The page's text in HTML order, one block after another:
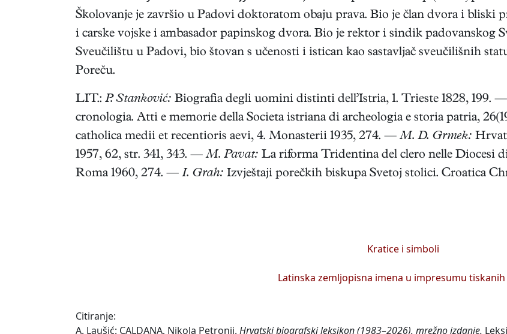
Školovanje je završio u Padovi doktoratom obaju prava. Bio je član dvora i bliski
i carske vojske i ambasador papinskog dvora. Bio je rektor i sindik padovanskog
Sveučilištu u Padovi, bio štovan s učenosti i istican kao sastavljač sveučilišnih
Poreču.
LIT.: P. Stanković: Biografia degli uomini distinti dell’Istria, 1. Trieste 1828, 199. —
cronologia. Atti e memorie della Societa istriana di archeologia e storia patria,
catholica medii et recentioris aevi, 4. Monasterii 1935, 274. —M. D. Grmek:
1957, 62, str. 341, 343. —M. Pavat: La riforma Tridentina del clero nelle Diocesi
Roma 1960, 274. — I. Grah: Izvještaji porečkih biskupa Svetoj stolici. Croatica
Kratice i simboli
Latinska zemljopisna imena u impresumu tiskanih
Citiranje:
A. Laušić: CALDANA, Nikola Petronij. Hrvatski biografski leksikon (1983–2026), mrežno izdanje.